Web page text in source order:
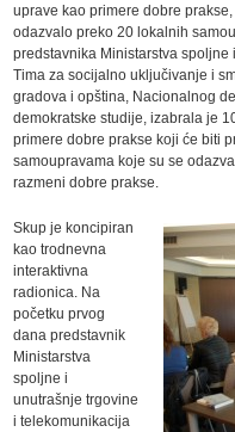
uprave kao primere dobre
odazvalo preko 20 lokalnih
predstavnika Ministarstva spoljne
Tima za socijalno uključivanje i
gradova i opština, Nacionalnog
demokratske studije, izabrala je
primere dobre prakse koji će biti
samoupravama koje su se
razmeni dobre prakse.
Skup je koncipiran
kao trodnevna
interaktivna
radionica. Na
početku prvog
dana predstavnik
Ministarstva
spoljne i
unutrašnje trgovine
i telekomunikacija